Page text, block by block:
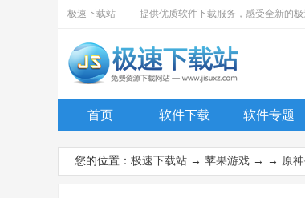
极速下载站 —— 提供优质软件下载服务，感受全新的极
首页 软件下载 软件专题
您的位置： 极速下载站 → 苹果游戏 → → 原